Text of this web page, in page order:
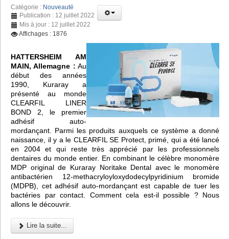
Catégorie : Nouveauté
Publication : 12 juillet 2022
Mis à jour : 12 juillet 2022
Affichages : 1876
HATTERSHEIM AM
MAIN, Allemagne : Au
début des années
1990, Kuraray a
présenté au monde
CLEARFIL LINER
BOND 2, le premier
adhésif auto-
mordançant. Parmi les produits auxquels ce système a donné
naissance, il y a le CLEARFIL SE Protect, primé, qui a été lancé
en 2004 et qui reste très apprécié par les professionnels
dentaires du monde entier. En combinant le célèbre monomère
MDP original de Kuraray Noritake Dental avec le monomère
antibactérien 12-methacryloyloxydodecylpyridinium bromide
(MDPB), cet adhésif auto-mordançant est capable de tuer les
bactéries par contact. Comment cela est-il possible ? Nous
allons le découvrir.
Lire la suite...